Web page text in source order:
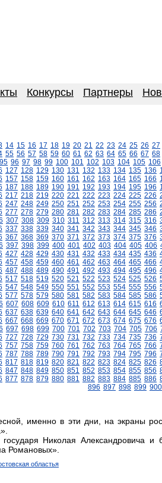
Конкурсы Партнеры
14 15 16 17 18 19 20 21 22 23 24 25 26 27
55 56 57 58 59 60 61 62 63 64 65 66 67 68
95 96 97 98 99 100 101 102 103 104 105 106
127 128 129 130 131 132 133 134 135 136
157 158 159 160 161 162 163 164 165 166
187 188 189 190 191 192 193 194 195 196
217 218 219 220 221 222 223 224 225 226
247 248 249 250 251 252 253 254 255 256
277 278 279 280 281 282 283 284 285 286
307 308 309 310 311 312 313 314 315 316
337 338 339 340 341 342 343 344 345 346
367 368 369 370 371 372 373 374 375 376
397 398 399 400 401 402 403 404 405 406
427 428 429 430 431 432 433 434 435 436
457 458 459 460 461 462 463 464 465 466
487 488 489 490 491 492 493 494 495 496
517 518 519 520 521 522 523 524 525 526
547 548 549 550 551 552 553 554 555 556
577 578 579 580 581 582 583 584 585 586
607 608 609 610 611 612 613 614 615 616
637 638 639 640 641 642 643 644 645 646
667 668 669 670 671 672 673 674 675 676
697 698 699 700 701 702 703 704 705 706
727 728 729 730 731 732 733 734 735 736
757 758 759 760 761 762 763 764 765 766
787 788 789 790 791 792 793 794 795 796
817 818 819 820 821 822 823 824 825 826
847 848 849 850 851 852 853 854 855 856
877 878 879 880 881 882 883 884 885 886
896 897 898 899 900
именно в эти дни, на экраны
Николая Александровича и
Романовых».
областья